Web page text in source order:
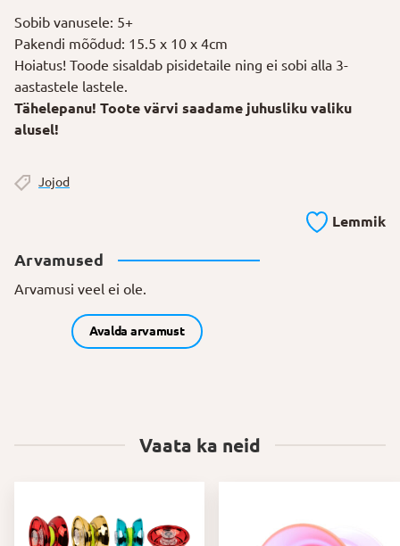
Sobib vanusele: 5+
Pakendi mõõdud: 15.5 x 10 x 4cm
Hoiatus! Toode sisaldab pisidetaile ning ei sobi alla 3-
aastastele lastele.
Tähelepanu! Toote värvi saadame juhusliku valiku
alusel!
Lemmik
Jojod
Arvamused
Arvamusi veel ei ole.
Avalda arvamust
Vaata ka neid